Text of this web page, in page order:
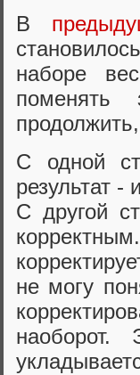
В
наборе
поменять
С одной
результат -
С другой
не могу